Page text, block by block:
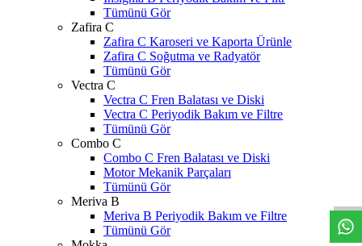
Tümünü Gör
Zafira C
Zafira C Karoseri ve Kaporta Ürünle
Zafira C Soğutma ve Radyatör
Tümünü Gör
Vectra C
Vectra C Fren Balatası ve Diski
Vectra C Periyodik Bakım ve Filtre
Tümünü Gör
Combo C
Combo C Fren Balatası ve Diski
Motor Mekanik Parçaları
Tümünü Gör
Meriva B
Meriva B Periyodik Bakım ve Filtre
Tümünü Gör